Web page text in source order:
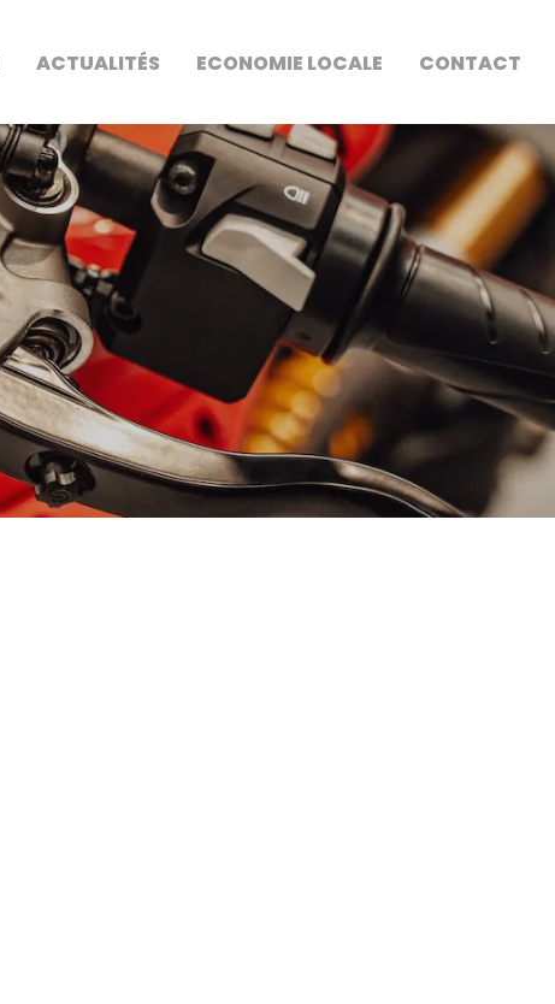
ACTUALITÉS ECONOMIE LOCALE CONTACT